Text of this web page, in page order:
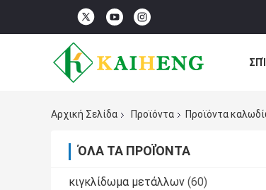
Αρχική Σελίδα
Προϊόντα Προϊόντα
ΌΛΑ ΤΑ ΠΡΟΪΌΝΤΑ
κιγκλίδωμα μετάλλων (60)